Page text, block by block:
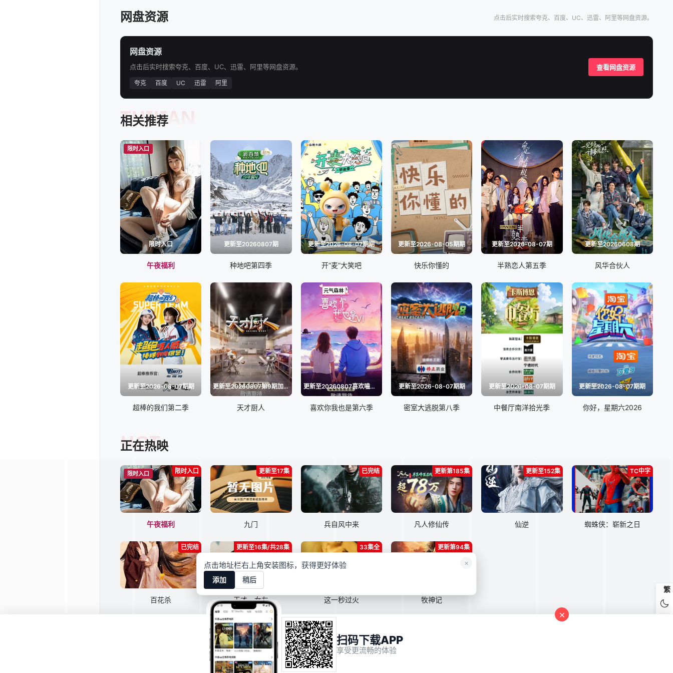
网盘资源 点击后实时搜索夸克、百度、UC、迅雷、阿里等网盘资源。
网盘资源
点击后实时搜索夸克、百度、UC、迅雷、阿里等网盘资源。
夸克 百度 UC 迅雷 阿里
查看网盘资源
相关推荐
TUIJIAN
限时入口
限时入口
午夜福利
更新至20260807期
种地吧第四季
更新至2026-08-07期期
开“麦”大笑吧
更新至2026-08-05期期
快乐你懂的
更新至2026-08-07期
半熟恋人第五季
更新至20260608期
风华合伙人
更新至2026-08-07期期
超棒的我们第二季
更新至20260807第9期加更
天才厨人
更新至20260807喜欢嗑我也是第10期下
喜欢你我也是第六季
更新至2026-08-07期期
密室大逃脱第八季
更新至2026-08-07期期
中餐厅南洋拾光季
更新至2026-08-07期期
你好，星期六2026
正在热映
HOT
限时入口 限时入口
午夜福利
更新至17集
九门
已完结
兵自风中来
更新第185集
凡人修仙传
更新至152集
仙逆
TC中字
蜘蛛侠：崭新之日
已完结
百花杀
更新至16集/共28集
天才，女友
33集全
这一秒过火
更新第94集
牧神记
扫码下载APP
享受更流畅的体验
×
繁
RSS Baidu
映像星球本站所有内容均来自互联网分享站点所提供的公开引用资源，未提供资源上传、存储服务。
×
点击地址栏右上角安装图标，获得更好体验
添加 稍后